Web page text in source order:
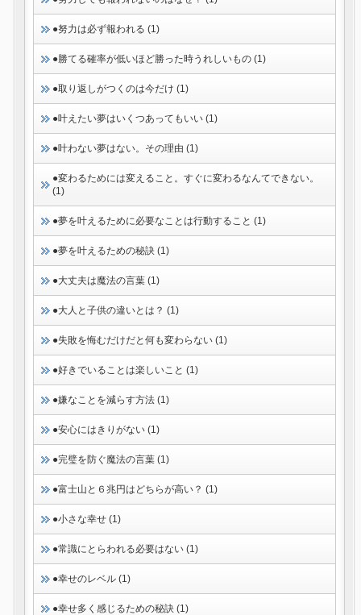
●努力は必ず報われる (1)
●勝てる確率が低いほど勝った時うれしいもの (1)
●取り返しがつくのは今だけ (1)
●叶えたい夢はいくつあってもいい (1)
●叶わない夢はない。その理由 (1)
●変わるためには変えること。すぐに変わるなんてできない。
(1)
●夢を叶えるために必要なことは行動すること (1)
●夢を叶えるための秘訣 (1)
●大丈夫は魔法の言葉 (1)
●大人と子供の違いとは？ (1)
●失敗を悔むだけだと何も変わらない (1)
●好きでいることは楽しいこと (1)
●嫌なことを減らす方法 (1)
●安心にはきりがない (1)
●完璧を防ぐ魔法の言葉 (1)
●富士山と６兆円はどちらが高い？ (1)
●小さな幸せ (1)
●常識にとらわれる必要はない (1)
●幸せのレベル (1)
●幸せ多く感じるための秘訣 (1)